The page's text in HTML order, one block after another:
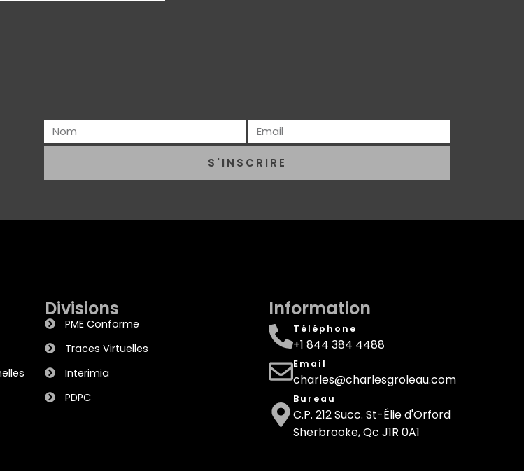
S'INSCRIRE
Divisions
PME Conforme
Traces Virtuelles
Interimia
PDPC
Information
Téléphone
+1 844 384 4488
Email
charles@charlesgroleau.com
Bureau
C.P. 212 Succ. St-Élie d'Orford
Sherbrooke, Qc J1R 0A1